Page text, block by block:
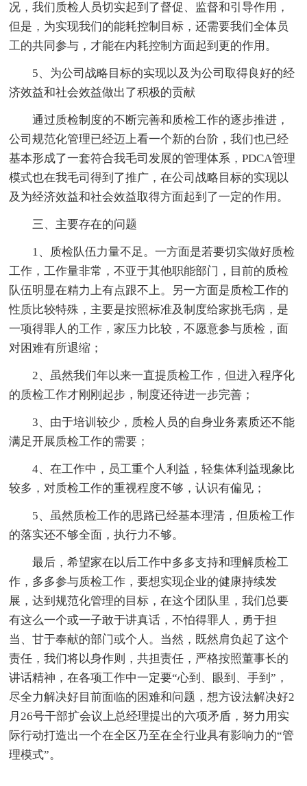
况，我们质检人员切实起到了督促、监督和引导作用，
但是，为实现我们的能耗控制目标，还需要我们全体员
工的共同参与，才能在内耗控制方面起到更的作用。
5、为公司战略目标的实现以及为公司取得良好的经
济效益和社会效益做出了积极的贡献
通过质检制度的不断完善和质检工作的逐步推进，
公司规范化管理已经迈上看一个新的台阶，我们也已经
基本形成了一套符合我毛司发展的管理体系，PDCA管理
模式也在我毛司得到了推广，在公司战略目标的实现以
及为经济效益和社会效益取得方面起到了一定的作用。
三、主要存在的问题
1、质检队伍力量不足。一方面是若要切实做好质检
工作，工作量非常，不亚于其他职能部门，目前的质检
队伍明显在精力上有点跟不上。另一方面是质检工作的
性质比较特殊，主要是按照标准及制度给家挑毛病，是
一项得罪人的工作，家压力比较，不愿意参与质检，面
对困难有所退缩；
2、虽然我们年以来一直提质检工作，但进入程序化
的质检工作才刚刚起步，制度还待进一步完善；
3、由于培训较少，质检人员的自身业务素质还不能
满足开展质检工作的需要；
4、在工作中，员工重个人利益，轻集体利益现象比
较多，对质检工作的重视程度不够，认识有偏见；
5、虽然质检工作的思路已经基本理清，但质检工作
的落实还不够全面，执行力不够。
最后，希望家在以后工作中多多支持和理解质检工
作，多多参与质检工作，要想实现企业的健康持续发
展，达到规范化管理的目标，在这个团队里，我们总要
有这么一个或一子敢于讲真话，不怕得罪人，勇于担
当、甘于奉献的部门或个人。当然，既然肩负起了这个
责任，我们将以身作则，共担责任，严格按照董事长的
讲话精神，在各项工作中一定要“心到、眼到、手到”，
尽全力解决好目前面临的困难和问题，想方设法解决好2
月26号干部扩会议上总经理提出的六项矛盾，努力用实
际行动打造出一个在全区乃至在全行业具有影响力的“管
理模式”。